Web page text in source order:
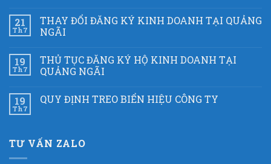
21
Th7
THAY ĐỔI ĐĂNG KÝ KINH DOANH TẠI QUẢNG
NGÃI
19
Th7
THỦ TỤC ĐĂNG KÝ HỘ KINH DOANH TẠI
QUẢNG NGÃI
19
Th7
QUY ĐỊNH TREO BIỂN HIỆU CÔNG TY
TƯ VẤN ZALO